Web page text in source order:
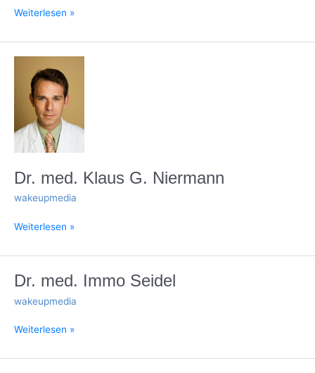
Potapczuk
Weiterlesen »
Dr. med. Klaus G. Niermann
wakeupmedia
med.
Klaus
Niermann
Weiterlesen »
Dr. med. Immo Seidel
wakeupmedia
Dr.
Immo
Weiterlesen »